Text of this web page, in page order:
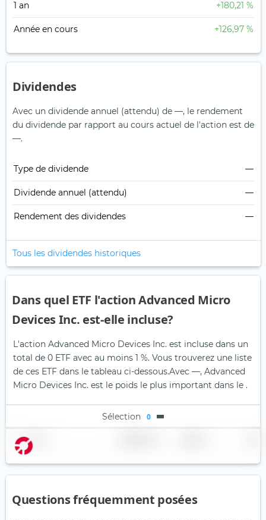
1 an +180,21 %
Année en cours +126,97 %
Dividendes
Avec un dividende annuel (attendu) de —, le rendement
du dividende par rapport au cours actuel de l'action est de
—.
Type de dividende —
Dividende annuel (attendu) —
Rendement des dividendes —
Tous les dividendes historiques
Dans quel ETF l'action Advanced Micro
Devices Inc. est-elle incluse?
L'action Advanced Micro Devices Inc. est incluse dans un
total de 0 ETF avec au moins 1 %. Vous trouverez une liste
de ces ETF dans le tableau ci-dessous.Avec —, Advanced
Micro Devices Inc. est le poids le plus important dans le .
Sélection 0
Nom
Questions fréquemment posées